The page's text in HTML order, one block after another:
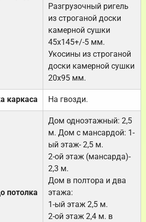
Разгрузочный ригель
из строганой доски
камерной сушки
45х145+/-5 мм.
Укосины из строганой
доски камерной сушки
20х95 мм.
каркаса На гвозди.
потолка
Дом одноэтажный: 2,5
м. Дом с мансардой: 1-
ый этаж- 2,5 м.
2-ой этаж (мансарда)-
2,3 м.
Дом в полтора и два
этажа:
1-ый этаж 2,5 м.
2-ой этаж 2,4 м. в